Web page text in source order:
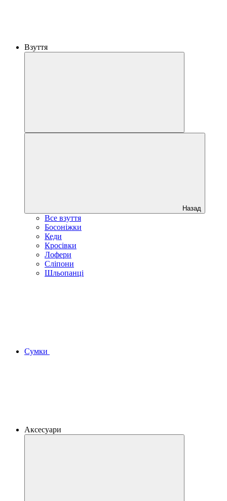
Взуття
Назад
Все взуття
Босоніжки
Кеди
Кросівки
Лофери
Сліпони
Шльопанці
Сумки
Аксесуари